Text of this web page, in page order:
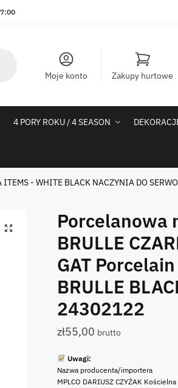
Moje konto Zakupy hurtowe
4 PORY ROKU / 4 SEASON
ITEMS - WHITE BLACK NACZYNIA DO
Porcelanowa
BRULLE
GAT
BRULLE
24302122
zł55,00 brutto
Uwagi:
Nazwa producenta/importera
MPLCO DARIUSZ CZYŻAK